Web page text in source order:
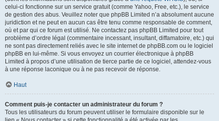
celui-ci fonctionne sur un service gratuit (comme Yahoo, Free, etc.), le service
de gestion des abus. Veuillez noter que phpBB Limited n’a absolument aucune
juridiction et ne peut en aucun cas être tenu comme responsable de comment,
où et par qui ce forum est utilisé. Ne contactez pas phpBB Limited pour tout
problème d’ordre légal (commentaire incessant, insultant, diffamatoire, etc.) qui
ne sont pas directement reliés avec le site internet de phpBB.com ou le logiciel
phpBB en lui-même. Si vous envoyez un courrier électronique à phpBB
Limited à propos d’une utilisation de tierce partie de ce logiciel, attendez-vous
à une réponse laconique ou à ne pas recevoir de réponse.
Haut
Comment puis-je contacter un administrateur du forum ?
Tous les utilisateurs du forum peuvent utiliser le formulaire disponible sur le